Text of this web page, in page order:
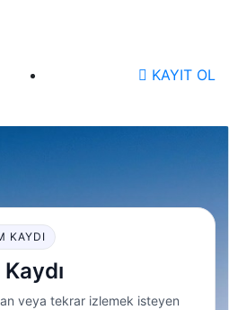
KAYIT OL
KAYDI
veya tekrar izlemek isteyen